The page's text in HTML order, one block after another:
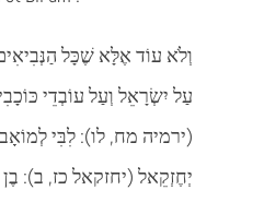
וְלֹא עוֹד אֶלָּא שֶׁכָּל
עַל יִשְׂרָאֵל וְעַל עוֹבְדֵי
(ירמיה מח, לו): לִבִּי
יְחֶזְקֵאל (יחזקאל כז, ב):